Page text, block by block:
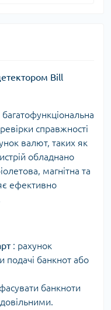
Bill
справжності
валют, таких як
обладнано
магнітна та
ефективно
: рахунок
подачі банкнот або
банкноти